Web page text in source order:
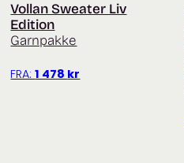
Vollan Sweater Liv
Edition
Garnpakke
FRA:1 478 kr